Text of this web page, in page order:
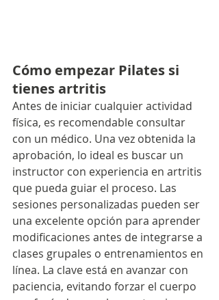
Cómo empezar Pilates si
tienes artritis
Antes de iniciar cualquier actividad
física, es recomendable consultar
con un médico. Una vez obtenida la
aprobación, lo ideal es buscar un
instructor con experiencia en artritis
que pueda guiar el proceso. Las
sesiones personalizadas pueden ser
una excelente opción para aprender
modificaciones antes de integrarse a
clases grupales o entrenamientos en
línea. La clave está en avanzar con
paciencia, evitando forzar el cuerpo